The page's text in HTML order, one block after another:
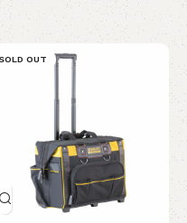
SOLD OUT